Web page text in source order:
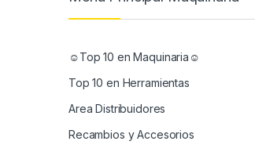
☺Top 10 en Maquinaria☺
Top 10 en Herramientas
Area Distribuidores
Recambios y Accesorios